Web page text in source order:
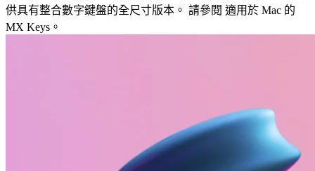
供具有整合數字鍵盤的全尺寸版本。 請參閱 適用於 Mac 的
MX Keys。